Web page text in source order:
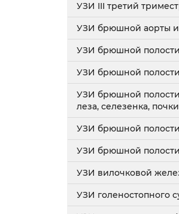
УЗИ III третий
УЗИ брюшной аорты
УЗИ брюшной полости
УЗИ брюшной
УЗИ брюшной
леза, селезенка,
УЗИ брюшной
УЗИ брюшной
УЗИ вилочковой
УЗИ голеностопного